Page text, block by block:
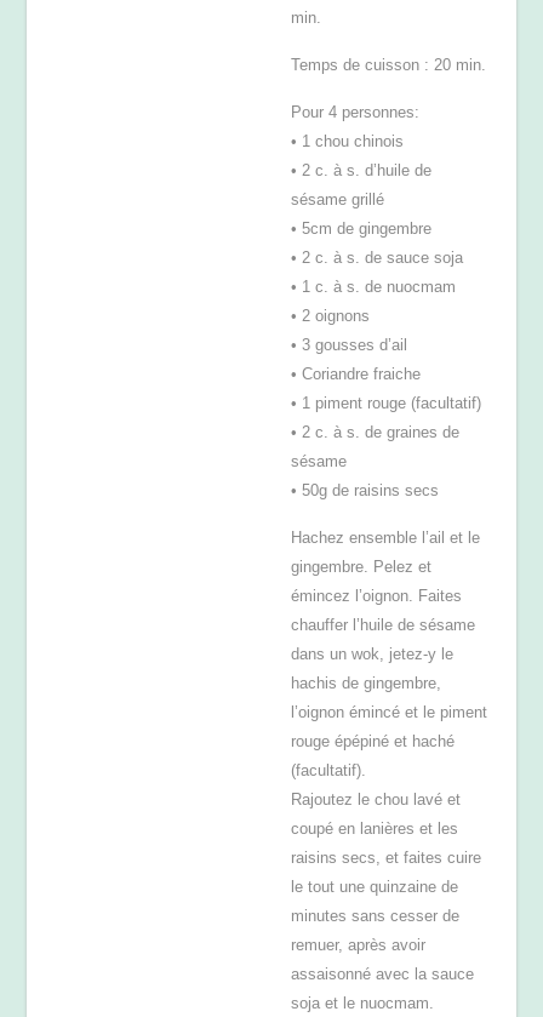
min.
Temps de cuisson : 20 min.
Pour 4 personnes:
• 1 chou chinois
• 2 c. à s. d’huile de
sésame grillé
• 5cm de gingembre
• 2 c. à s. de sauce soja
• 1 c. à s. de nuocmam
• 2 oignons
• 3 gousses d’ail
• Coriandre fraiche
• 1 piment rouge (facultatif)
• 2 c. à s. de graines de
sésame
• 50g de raisins secs
Hachez ensemble l’ail et le
gingembre. Pelez et
émincez l’oignon. Faites
chauffer l’huile de sésame
dans un wok, jetez-y le
hachis de gingembre,
l’oignon émincé et le piment
rouge épépiné et haché
(facultatif).
Rajoutez le chou lavé et
coupé en lanières et les
raisins secs, et faites cuire
le tout une quinzaine de
minutes sans cesser de
remuer, après avoir
assaisonné avec la sauce
soja et le nuocmam.